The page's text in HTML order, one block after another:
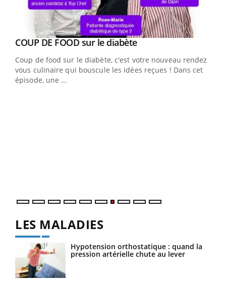
Youtube
COUP DE FOOD sur le diabèteYoutube
Coup de food sur le diabète, c'est votre nouveau rendez-
vous culinaire qui bouscule les idées reçues ! Dans cet
épisode, une ...
LES MALADIES
Hypotension orthostatique : quand la
pression artérielle chute au lever